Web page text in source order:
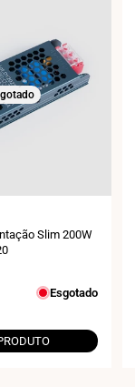
Slim 200W
Esgotado